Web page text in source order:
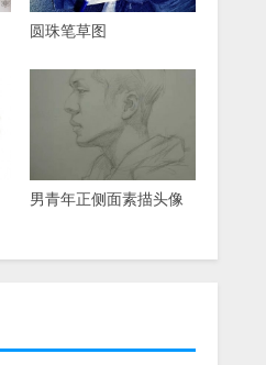
圆珠笔草图
男青年正侧面素描头像